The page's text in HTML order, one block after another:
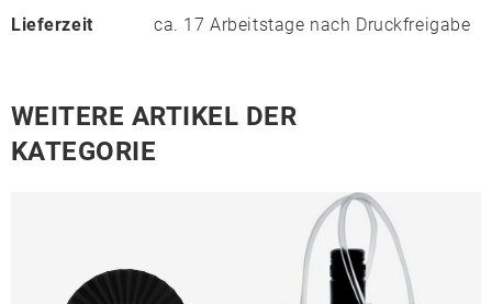
Lieferzeit
ca. 17 Arbeitstage nach Druckfreigabe
WEITERE ARTIKEL DER
KATEGORIE